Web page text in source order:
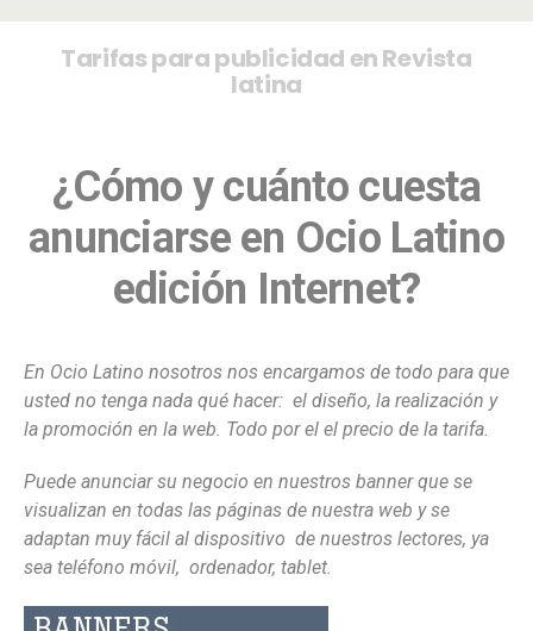
Tarifas para publicidad en Revista
latina
¿Cómo y cuánto cuesta
anunciarse en Ocio Latino
edición Internet?
En Ocio Latino nosotros nos encargamos de todo para que
usted no tenga nada qué hacer: el diseño, la realización y
la promoción en la web. Todo por el el precio de la tarifa.
Puede anunciar su negocio en nuestros banner que se
visualizan en todas las páginas de nuestra web y se
adaptan muy fácil al dispositivo de nuestros lectores, ya
sea teléfono móvil, ordenador, tablet.